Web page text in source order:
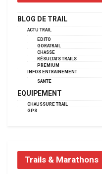
BLOG DE TRAIL
ACTU TRAIL
EDITO
GORATRAIL
CHASSE
RÉSULTATS TRAILS
PREMIUM
INFOS ENTRAINEMENT
SANTÉ
EQUIPEMENT
CHAUSSURE TRAIL
GPS
Trails & Marathons